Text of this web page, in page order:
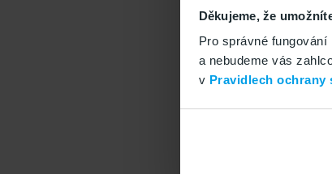
Děkujeme, že
Pro správné
a nebudeme vás
v Pravidlech ochrany